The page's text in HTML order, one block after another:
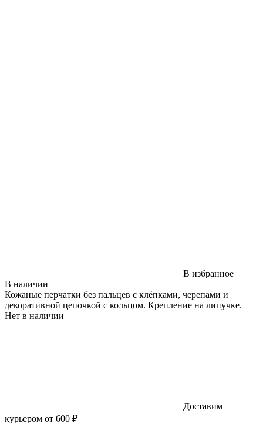
В избранное
В наличии
Кожаные перчатки без пальцев с клёпками, черепами и
декоративной цепочкой с кольцом. Крепление на липучке.
Нет в наличии
Доставим
курьером от 600 ₽